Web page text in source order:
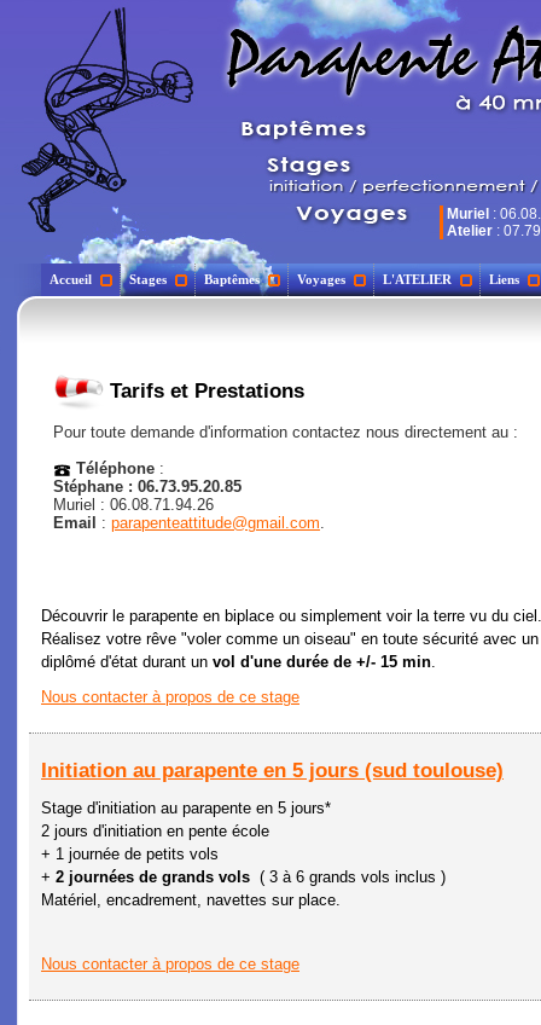
Muriel :
Atelier :
Accueil Stages Baptêmes Voyages L'ATELIER Liens
Tarifs et Prestations
Pour toute demande d'information contactez nous directement au :
Téléphone :
Stéphane : 06.73.95.20.85
Muriel : 06.08.71.94.26
Email
: parapenteattitude@gmail.com.
Découvrir le parapente en biplace ou simplement voir la terre vu du
Réalisez votre rêve "voler comme un oiseau" en toute sécurité avec
diplômé d'état durant un vol d'une durée de +/- 15 min.
Nous contacter à propos de ce stage
Initiation au parapente en 5 jours (sud toulouse)
Stage d'initiation au parapente en 5 jours*
2 jours d'initiation en pente école
+ 1 journée de petits vols
+ 2 journées de grands vols ( 3 à 6 grands vols inclus )
Matériel, encadrement, navettes sur place.
Nous contacter à propos de ce stage